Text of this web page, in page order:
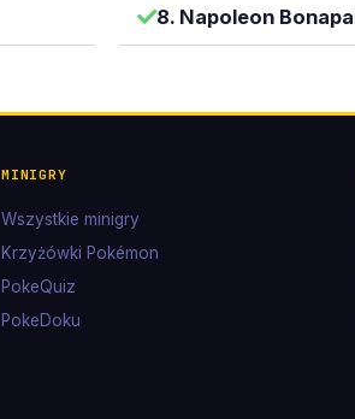
8. Napoleon
MINIGRY
Wszystkie minigry
Krzyżówki Pokémon
PokeQuiz
PokeDoku